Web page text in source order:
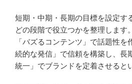
短期・中期・長期の目標を設定す
どの段階で役立つかを整理します
「バズるコンテンツ」で話題性
続的な発信」で信頼を構築し、長
統一」でブランドを定着させると